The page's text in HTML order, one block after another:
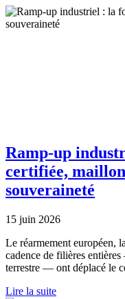
Ramp-up
certifiée,
souveraineté
15 juin 2026
Le réarmement européen,
cadence de filières
terrestre — ont déplacé le
Lire la suite